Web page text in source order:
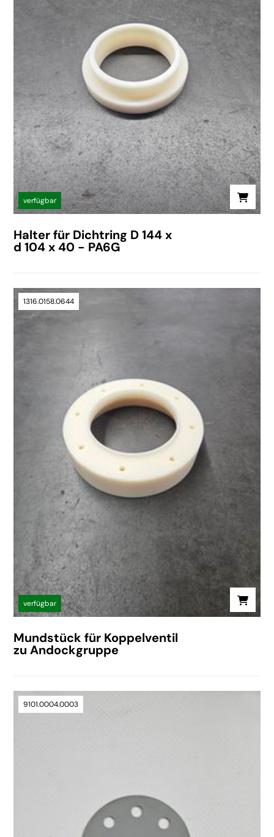
verfügbar
Halter für Dichtring D 144 x
d 104 x 40 - PA6G
1316.0158.0644
verfügbar
Mundstück für Koppelventil
zu Andockgruppe
9101.0004.0003